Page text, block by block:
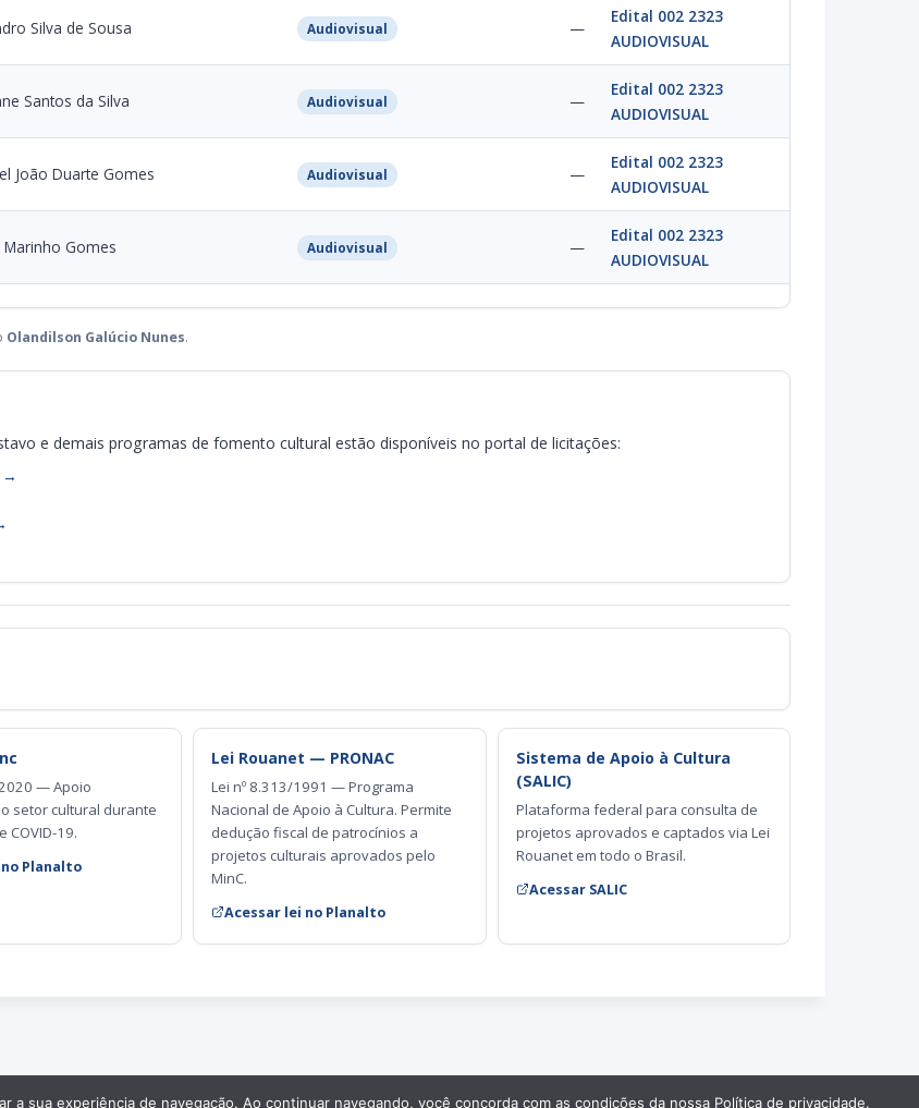
Silva de Sousa Audiovisual —
Edital 002 2323
AUDIOVISUAL
Santos da Silva Audiovisual —
Edital 002 2323
AUDIOVISUAL
João Duarte Gomes Audiovisual —
Edital 002 2323
AUDIOVISUAL
Marinho Gomes Audiovisual —
Edital 002 2323
AUDIOVISUAL
Olandilson Galúcio Nunes.
e demais programas de fomento cultural estão disponíveis no portal de licitações:
→
— Apoio
setor cultural durante
COVID-19.
Planalto
Lei Rouanet — PRONAC
Lei nº 8.313/1991 — Programa
Nacional de Apoio à Cultura. Permite
dedução fiscal de patrocínios a
projetos culturais aprovados pelo
MinC.
Acessar lei no Planalto
Sistema de Apoio à Cultura
(SALIC)
Plataforma federal para consulta de
projetos aprovados e captados via Lei
Rouanet em todo o Brasil.
Acessar SALIC
sua experiência de navegação. Ao continuar navegando, você concorda com as condições da nossa Política de privacidade.